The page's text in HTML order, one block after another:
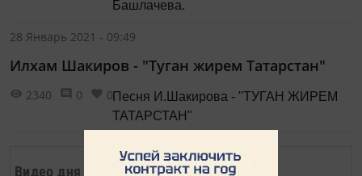
Видео дня
Башлачева.
28 Январь 2021 - 09:49
Илхам Шакиров - "Туган жирем Татарстан"
Песня И.Шакирова - "ТУГАН ЖИРЕМ
ТАТАРСТАН"
2340 0 0